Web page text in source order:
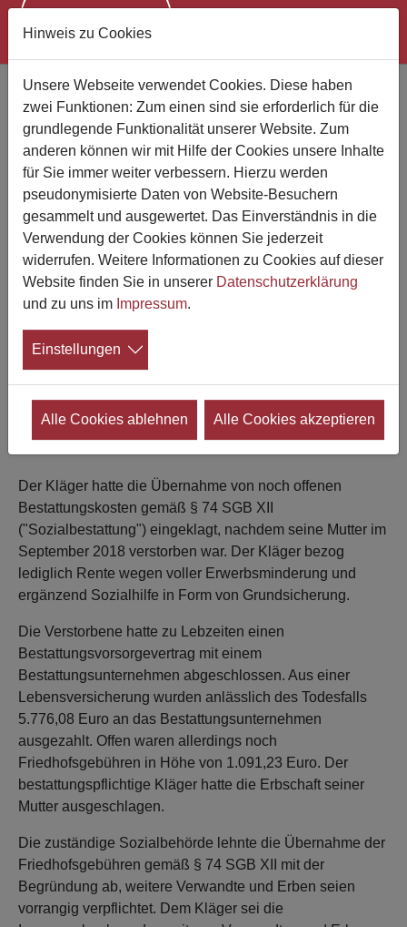
Sozialbestattung darf nicht mit
Verweis auf mögliche
Ausgleichsansprüche abgelehnt
werden
Urteil des Landessozialgerichts Nordrhein-
Westfalen
29.08.2024
Das Landessozialgericht Nordrhein-
entschieden, dass eine Erstattung von
Bestattungskosten gemäß § 74 SGB XII
nicht mit möglichen Ansprüchen gegen Verwandte und
Erben abgelehnt werden kann. Der Sozialhilfeträger kann
mögliche Ausgleichsansprüche gemäß § 93 SGB XII auf
Der Kläger hatte die Übernahme von noch offenen
Bestattungskosten gemäß § 74 SGB XII
("Sozialbestattung") eingeklagt, nachdem seine Mutter im
September 2018 verstorben war. Der Kläger bezog
lediglich Rente wegen voller Erwerbsminderung und
ergänzend Sozialhilfe in Form von Grundsicherung.
Die Verstorbene hatte zu Lebzeiten einen
Bestattungsvorsorgevertrag mit einem
Bestattungsunternehmen abgeschlossen. Aus einer
Lebensversicherung wurden anlässlich des Todesfalls
5.776,08 Euro an das Bestattungsunternehmen
ausgezahlt. Offen waren allerdings noch
Friedhofsgebühren in Höhe von 1.091,23 Euro. Der
bestattungspflichtige Kläger hatte die Erbschaft seiner
Mutter ausgeschlagen.
Die zuständige Sozialbehörde lehnte die Übernahme der
Friedhofsgebühren gemäß § 74 SGB XII mit der
Begründung ab, weitere Verwandte und Erben seien
vorrangig verpflichtet. Dem Kläger sei die
Hinweis zu Cookies
Unsere Webseite verwendet Cookies. Diese haben
zwei Funktionen: Zum einen sind sie erforderlich für die
grundlegende Funktionalität unserer Website. Zum
anderen können wir mit Hilfe der Cookies unsere Inhalte
für Sie immer weiter verbessern. Hierzu werden
pseudonymisierte Daten von Website-Besuchern
gesammelt und ausgewertet. Das Einverständnis in die
Verwendung der Cookies können Sie jederzeit
widerrufen. Weitere Informationen zu Cookies auf dieser
Website finden Sie in unserer Datenschutzerklärung
und zu uns im Impressum.
Einstellungen
Alle Cookies ablehnen Alle Cookies akzeptieren